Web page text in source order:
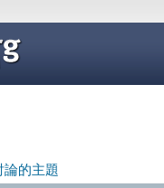
論的主題